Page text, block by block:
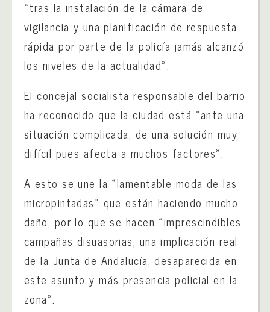
«tras la instalación de la cámara de
vigilancia y una planificación de respuesta
rápida por parte de la policía jamás alcanzó
los niveles de la actualidad».
El concejal socialista responsable del barrio
ha reconocido que la ciudad está «ante una
situación complicada, de una solución muy
difícil pues afecta a muchos factores».
A esto se une la «lamentable moda de las
micropintadas» que están haciendo mucho
daño, por lo que se hacen «imprescindibles
campañas disuasorias, una implicación real
de la Junta de Andalucía, desaparecida en
este asunto y más presencia policial en la
zona».